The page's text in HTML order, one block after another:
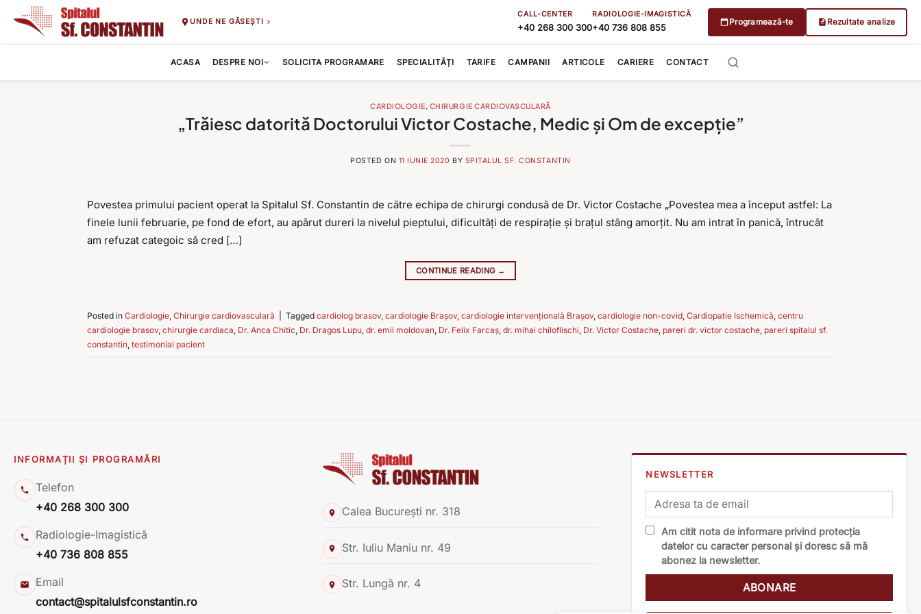
UNDE NE GĂSEȘTI
CALL-CENTER
+40 268 300 300
RADIOLOGIE-IMAGISTICĂ
+40 736 808 855
Programează-te Rezultate analize
ACASA DESPRE NOI SOLICITA PROGRAMARE SPECIALITĂȚI TARIFE CAMPANII ARTICOLE CARIERE CONTACT
CARDIOLOGIE, CHIRURGIE CARDIOVASCULARĂ
„Trăiesc datorită Doctorului Victor Costache, Medic și Om de excepție”
POSTED ON 11 IUNIE 2020 BY SPITALUL SF. CONSTANTIN
Povestea primului pacient operat la Spitalul Sf. Constantin de către echipa de chirurgi condusă de Dr. Victor Costache „Povestea mea a început astfel: La
finele lunii februarie, pe fond de efort, au apărut dureri la nivelul pieptului, dificultăți de respirație și brațul stâng amorțit. Nu am intrat în panică, întrucât
am refuzat categoic să cred […]
CONTINUE READING →
Posted in Cardiologie, Chirurgie cardiovasculară Tagged cardiolog brasov, cardiologie Brașov, cardiologie intervențională Brașov, cardiologie non-covid, Cardiopatie Ischemică, centru
cardiologie brasov, chirurgie cardiaca, Dr. Anca Chitic, Dr. Dragos Lupu, dr. emil moldovan, Dr. Felix Farcaș, dr. mihai chiloflischi, Dr. Victor Costache, pareri dr. victor costache, pareri spitalul sf.
constantin, testimonial pacient
INFORMAȚII ȘI PROGRAMĂRI
Telefon
+40 268 300 300
Radiologie-Imagistică
+40 736 808 855
Email
contact@spitalulsfconstantin.ro
Calea București nr. 318
Str. Iuliu Maniu nr. 49
Str. Lungă nr. 4
NEWSLETTER
Am citit nota de informare privind protecția
datelor cu caracter personal și doresc să mă
abonez la newsletter.